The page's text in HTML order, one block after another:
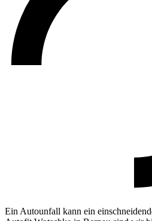
Ein Autounfall kann ein